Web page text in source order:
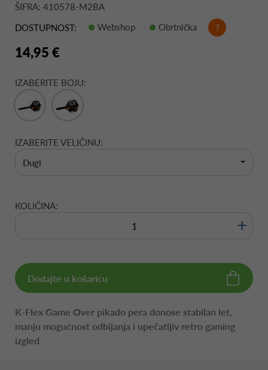
ŠIFRA: 410578-M2BA
DOSTUPNOST:
Webshop Obrtnička ?
14,95 €
IZABERITE BOJU:
IZABERITE VELIČINU:
Dugi
KOLIČINA:
+
Dodajte u košaricu
K-Flex Game Over pikado pera donose stabilan let,
manju mogućnost odbijanja i upečatljiv retro gaming
izgled